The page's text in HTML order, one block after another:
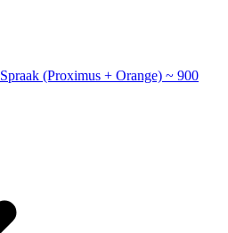
Spraak (Proximus + Orange) ~ 900